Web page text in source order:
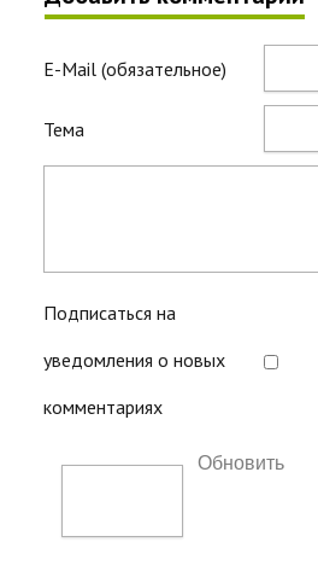
E-Mail (обязательное)
Тема
Подписаться на
уведомления о новых
комментариях
Обновить